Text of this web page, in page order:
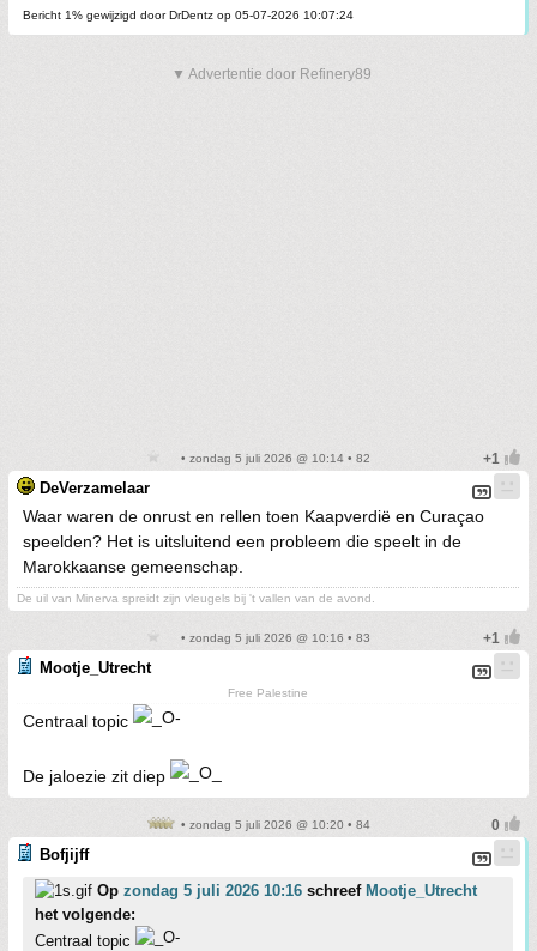
Bericht 1% gewijzigd door DrDentz op 05-07-2026 10:07:24
▼ Advertentie door Refinery89
• zondag 5 juli 2026 @ 10:14 • 82
DeVerzamelaar
Waar waren de onrust en rellen toen Kaapverdië en Curaçao
speelden? Het is uitsluitend een probleem die speelt in de
Marokkaanse gemeenschap.
De uil van Minerva spreidt zijn vleugels bij 't vallen van de avond.
• zondag 5 juli 2026 @ 10:16 • 83
Mootje_Utrecht
Free Palestine
Centraal topic
De jaloezie zit diep
• zondag 5 juli 2026 @ 10:20 • 84
Bofjijff
Op zondag 5 juli 2026 10:16 schreef Mootje_Utrecht
het volgende:
Centraal topic